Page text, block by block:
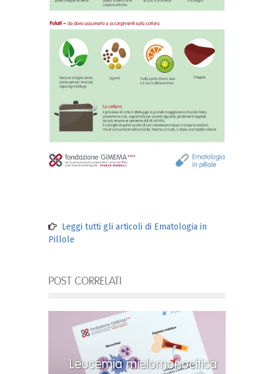
Leggi tutti gli articoli di Ematologia in
Pillole
POST CORRELATI
Leucemia mielomonocitica